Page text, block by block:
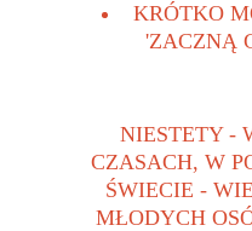
KRÓTKO
'ZACZNĄ
NIESTETY -
CZASACH, W
ŚWIECIE -
MŁODYCH